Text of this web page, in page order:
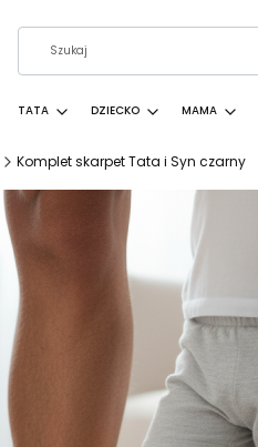
TATA DZIECKO MAMA
Komplet skarpet Tata i Syn czarny